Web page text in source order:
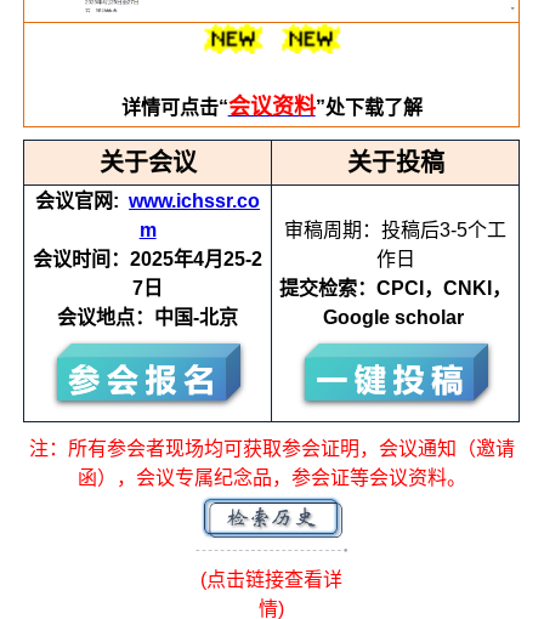
详情可点击“会议资料”处下载了解
关于会议 关于投稿
会议官网:www.ichssr.co
m
会议时间：2025年4月25-2
7日
会议地点：中国-北京
审稿周期：投稿后3-5个工
作日
提交检索：CPCI，CNKI，
Google scholar
注：所有参会者现场均可获取参会证明，会议通知（邀请
函），会议专属纪念品，参会证等会议资料。
(点击链接查看详
情)